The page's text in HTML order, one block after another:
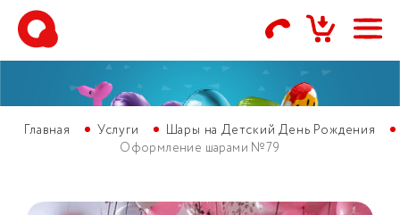
Главная Услуги
Шары на Детский День Рождения
Оформление шарами №79